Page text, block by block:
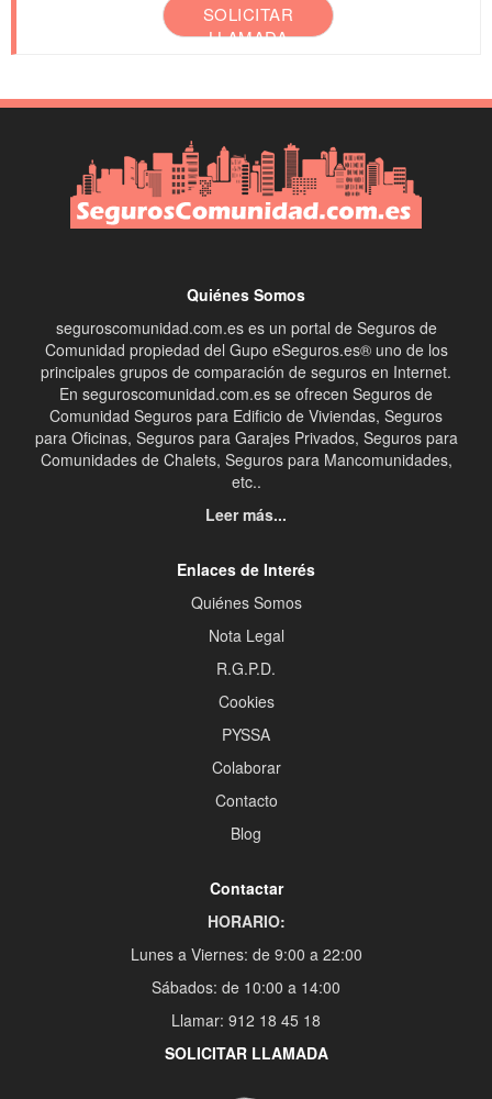
SOLICITAR
LLAMADA
Quiénes Somos
seguroscomunidad.com.es es un portal de Seguros de
Comunidad propiedad del Gupo eSeguros.es® uno de los
principales grupos de comparación de seguros en Internet.
En seguroscomunidad.com.es se ofrecen Seguros de
Comunidad Seguros para Edificio de Viviendas, Seguros
para Oficinas, Seguros para Garajes Privados, Seguros para
Comunidades de Chalets, Seguros para Mancomunidades,
etc..
Leer más...
Enlaces de Interés
Quiénes Somos
Nota Legal
R.G.P.D.
Cookies
PYSSA
Colaborar
Contacto
Blog
Contactar
HORARIO:
Lunes a Viernes: de 9:00 a 22:00
Sábados: de 10:00 a 14:00
Llamar: 912 18 45 18
SOLICITAR LLAMADA